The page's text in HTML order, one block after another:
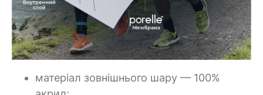
матеріал зовнішнього шару — 100%